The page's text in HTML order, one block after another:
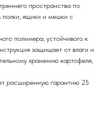
пространства по
ящики и мешки с
полимера, устойчивого к
защищает от влаги и
хранению картофеля,
расширенную гарантию 25